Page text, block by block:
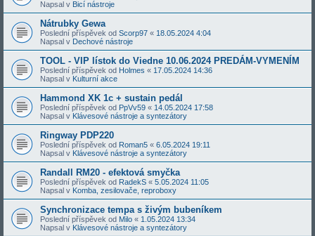
Napsal v Bicí nástroje
Nátrubky Gewa
Poslední příspěvek od Scorp97 « 18.05.2024 4:04
Napsal v Dechové nástroje
TOOL - VIP lístok do Viedne 10.06.2024 PREDÁM-VYMENÍM
Poslední příspěvek od Holmes « 17.05.2024 14:36
Napsal v Kulturní akce
Hammond XK 1c + sustain pedál
Poslední příspěvek od PpVv59 « 14.05.2024 17:58
Napsal v Klávesové nástroje a syntezátory
Ringway PDP220
Poslední příspěvek od Roman5 « 6.05.2024 19:11
Napsal v Klávesové nástroje a syntezátory
Randall RM20 - efektová smyčka
Poslední příspěvek od RadekS « 5.05.2024 11:05
Napsal v Komba, zesilovače, reproboxy
Synchronizace tempa s živým bubeníkem
Poslední příspěvek od Milo « 1.05.2024 13:34
Napsal v Klávesové nástroje a syntezátory